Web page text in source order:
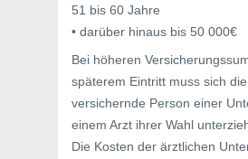
51 bis 60 Jahre
• darüber hinaus bis 50 000€
Bei höheren
späterem Eintritt muss sich
versichernde Person einer
einem Arzt ihrer Wahl
Die Kosten der ärztlichen